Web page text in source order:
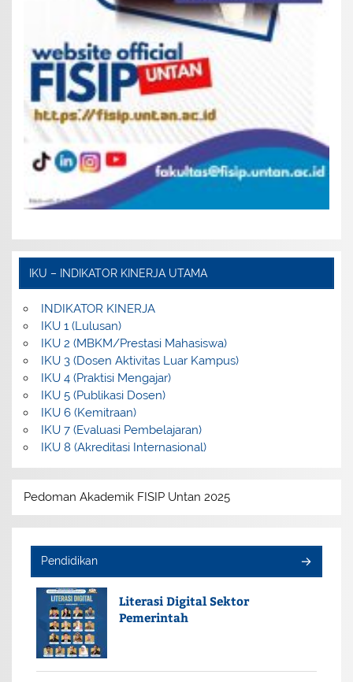
IKU – INDIKATOR KINERJA UTAMA
INDIKATOR KINERJA
IKU 1 (Lulusan)
IKU 2 (MBKM/Prestasi Mahasiswa)
IKU 3 (Dosen Aktivitas Luar Kampus)
IKU 4 (Praktisi Mengajar)
IKU 5 (Publikasi Dosen)
IKU 6 (Kemitraan)
IKU 7 (Evaluasi Pembelajaran)
IKU 8 (Akreditasi Internasional)
Pedoman Akademik FISIP Untan 2025
Pendidikan
Literasi Digital Sektor
Pemerintah